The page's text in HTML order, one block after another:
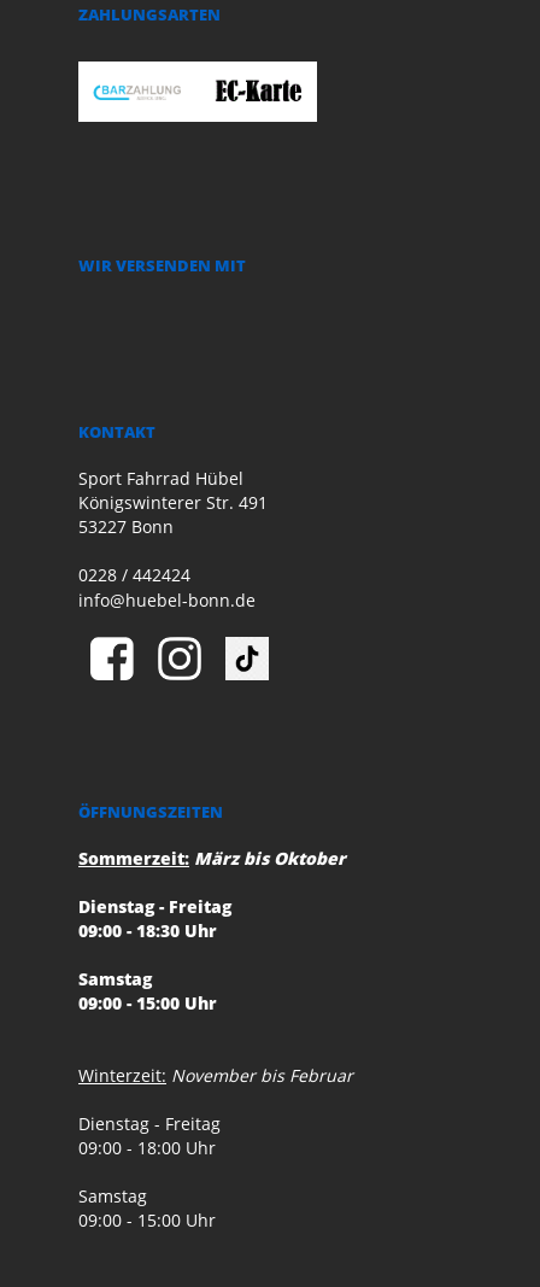
ZAHLUNGSARTEN
WIR VERSENDEN MIT
KONTAKT
Sport Fahrrad Hübel
Königswinterer Str. 491
53227 Bonn
0228 / 442424
info@huebel-bonn.de
ÖFFNUNGSZEITEN
Sommerzeit: März bis Oktober
Dienstag - Freitag
09:00 - 18:30 Uhr
Samstag
09:00 - 15:00 Uhr
Winterzeit: November bis Februar
Dienstag - Freitag
09:00 - 18:00 Uhr
Samstag
09:00 - 15:00 Uhr